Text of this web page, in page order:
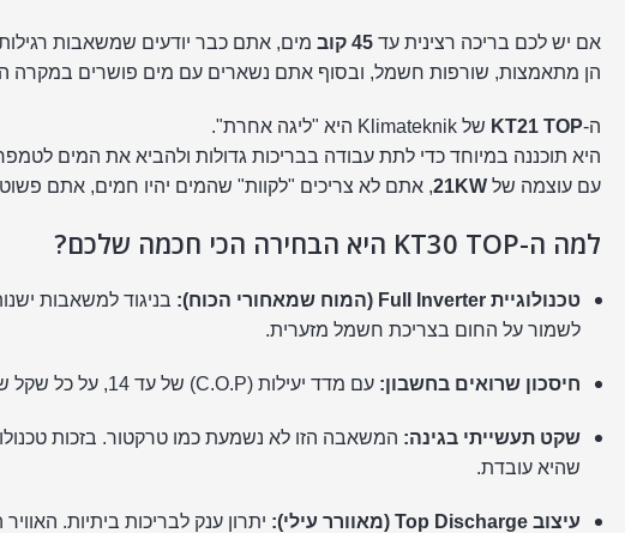
אם יש לכם בריכה רצינית עד 45 קוב
מים, אתם כבר יודעים שמשאבות
הן מתאמצות, שורפות חשמל, ובסוף אתם נשארים עם מים פושרים במקרה
ה-KT21 TOP של Klimateknik היא "ליגה אחרת".
היא תוכננה במיוחד כדי לתת עבודה בבריכות גדולות ולהביא את המים
עם עוצמה של 21KW, אתם לא צריכים "לקוות" שהמים יהיו חמים, אתם
למה ה-KT30 TOP היא הבחירה הכי חכמה שלכם?
טכנולוגיית Full Inverter (המוח שמאחורי הכוח):
לשמור על החום בצריכת חשמל מזערית.
חיסכון שרואים בחשבון: עם מדד יעילות (C.O.P) של עד 14, על כל שקל שאתם משלמים לחברת החשמל, אתם מקבלים חימום בשווי של עד 14 שקלים.
שקט תעשייתי בגינה:
שהיא עובדת.
עיצוב Top Discharge (מאוורר עילי):
יתרון ענק לבריכות ביתיות.